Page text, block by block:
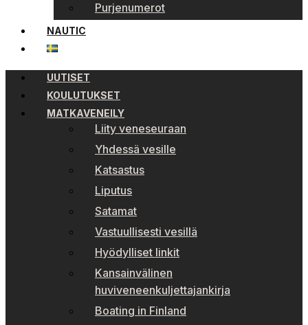
Purjenumerot
NAUTIC
UUTISET
KOULUTUKSET
MATKAVENEILY
Liity veneseuraan
Yhdessä vesille
Katsastus
Liputus
Satamat
Vastuullisesti vesillä
Hyödylliset linkit
Kansainvälinen
huviveneenkuljettajankirja
Boating in Finland